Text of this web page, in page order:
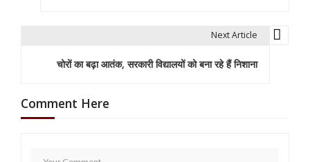
v
Next Article
चोरों का बढ़ा आतंक, सरकारी विद्यालयों को बना रहे हैं निशाना
Comment Here